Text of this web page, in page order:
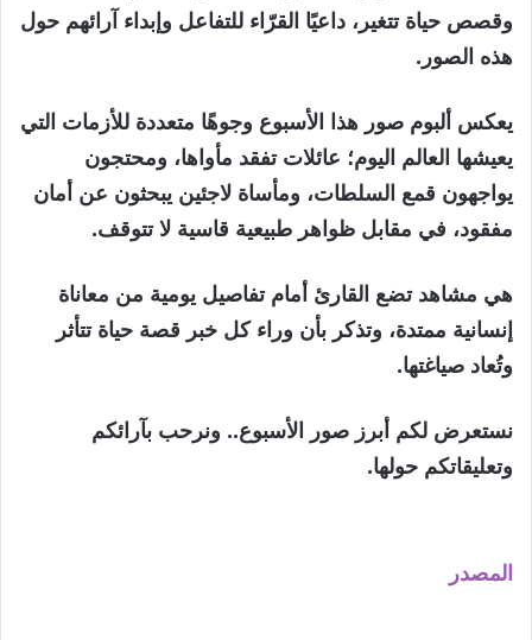
وقصص حياة تتغير، داعيًا القرّاء للتفاعل وإبداء آرائهم حول
هذه الصور.
يعكس ألبوم صور هذا الأسبوع وجوهًا متعددة للأزمات التي
يعيشها العالم اليوم؛ عائلات تفقد مأواها، ومحتجون
يواجهون قمع السلطات، ومأساة لاجئين يبحثون عن أمان
مفقود، في مقابل ظواهر طبيعية قاسية لا تتوقف.
هي مشاهد تضع القارئ أمام تفاصيل يومية من معاناة
إنسانية ممتدة، وتذكر بأن وراء كل خبر قصة حياة تتأثر
وتُعاد صياغتها.
نستعرض لكم أبرز صور الأسبوع.. ونرحب بآرائكم
وتعليقاتكم حولها.
المصدر